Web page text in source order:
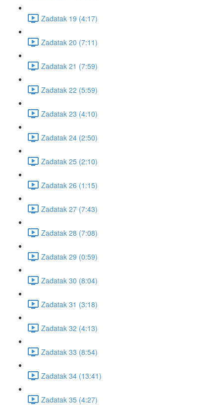
Zadatak 19 (4:17)
Zadatak 20 (7:11)
Zadatak 21 (7:59)
Zadatak 22 (5:59)
Zadatak 23 (4:10)
Zadatak 24 (2:50)
Zadatak 25 (2:10)
Zadatak 26 (1:15)
Zadatak 27 (7:43)
Zadatak 28 (7:08)
Zadatak 29 (0:59)
Zadatak 30 (8:04)
Zadatak 31 (3:18)
Zadatak 32 (4:13)
Zadatak 33 (8:54)
Zadatak 34 (13:41)
Zadatak 35 (4:27)